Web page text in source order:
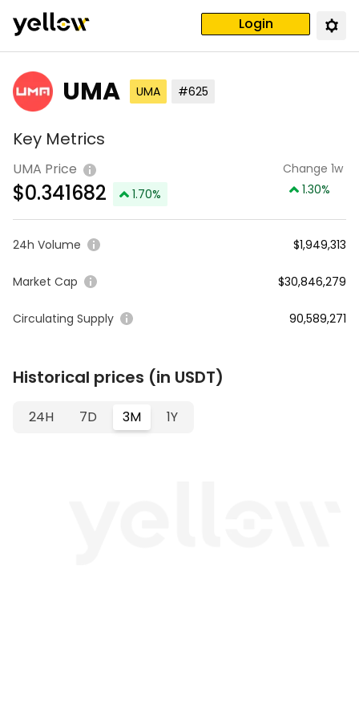
Login
UMA UMA #625
Key Metrics
UMA Price
$0.341682 1.70%
Change 1w
1.30%
24h Volume $1,949,313
Market Cap $30,846,279
Circulating Supply 90,589,271
Historical prices (in USDT)
24H 7D 3M 1Y